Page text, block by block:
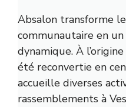
Absalon transforme le
communautaire en
dynamique. À
été reconvertie en
accueille diverses
rassemblements à